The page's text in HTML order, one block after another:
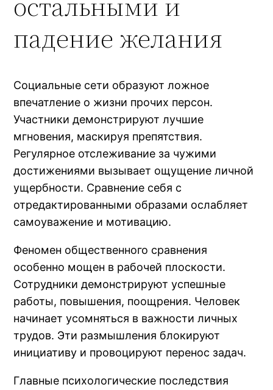
падение желания
Социальные сети образуют ложное
впечатление о жизни прочих персон.
Участники демонстрируют лучшие
мгновения, маскируя препятствия.
Регулярное отслеживание за чужими
достижениями вызывает ощущение личной
ущербности. Сравнение себя с
отредактированными образами ослабляет
самоуважение и мотивацию.
Феномен общественного сравнения
особенно мощен в рабочей плоскости.
Сотрудники демонстрируют успешные
работы, повышения, поощрения. Человек
начинает усомняться в важности личных
трудов. Эти размышления блокируют
инициативу и провоцируют перенос задач.
Главные психологические последствия